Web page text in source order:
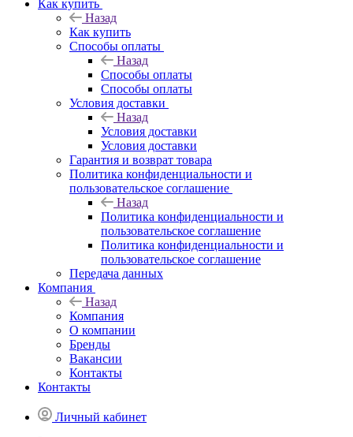
Как купить
Назад
Как купить
Способы оплаты
Назад
Способы оплаты
Способы оплаты
Условия доставки
Назад
Условия доставки
Условия доставки
Гарантия и возврат товара
Политика конфиденциальности и
пользовательское соглашение
Назад
Политика конфиденциальности и
пользовательское соглашение
Политика конфиденциальности и
пользовательское соглашение
Передача данных
Компания
Назад
Компания
О компании
Бренды
Вакансии
Контакты
Контакты
Личный кабинет